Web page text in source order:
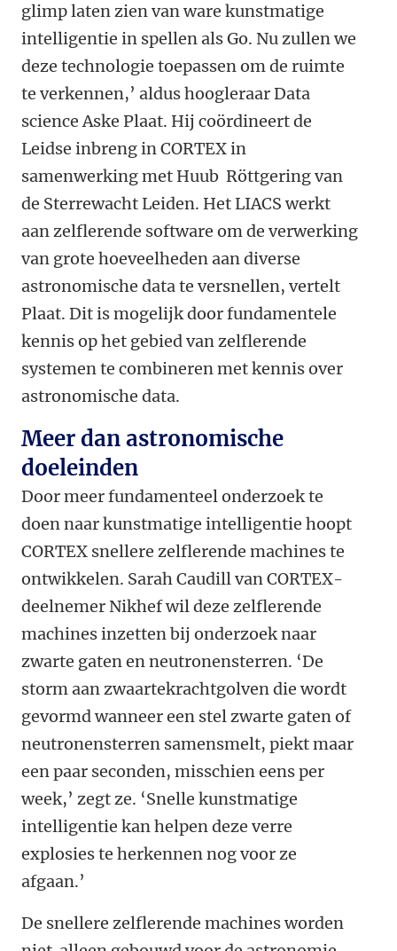
glimp laten zien van ware kunstmatige
intelligentie in spellen als Go. Nu zullen we
deze technologie toepassen om de ruimte
te verkennen,’ aldus hoogleraar Data
science Aske Plaat. Hij coördineert de
Leidse inbreng in CORTEX in
samenwerking met Huub Röttgering van
de Sterrewacht Leiden. Het LIACS werkt
aan zelflerende software om de verwerking
van grote hoeveelheden aan diverse
astronomische data te versnellen, vertelt
Plaat. Dit is mogelijk door fundamentele
kennis op het gebied van zelflerende
systemen te combineren met kennis over
astronomische data.
Meer dan astronomische
doeleinden
Door meer fundamenteel onderzoek te
doen naar kunstmatige intelligentie hoopt
CORTEX snellere zelflerende machines te
ontwikkelen. Sarah Caudill van CORTEX-
deelnemer Nikhef wil deze zelflerende
machines inzetten bij onderzoek naar
zwarte gaten en neutronensterren. ‘De
storm aan zwaartekrachtgolven die wordt
gevormd wanneer een stel zwarte gaten of
neutronensterren samensmelt, piekt maar
een paar seconden, misschien eens per
week,’ zegt ze. ‘Snelle kunstmatige
intelligentie kan helpen deze verre
explosies te herkennen nog voor ze
afgaan.’
De snellere zelflerende machines worden